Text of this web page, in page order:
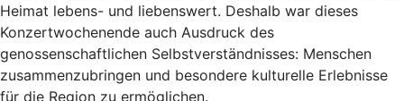
Heimat lebens- und liebenswert. Deshalb war dieses
Konzertwochenende auch Ausdruck des
genossenschaftlichen Selbstverständnisses: Menschen
zusammenzubringen und besondere kulturelle Erlebnisse
für die Region zu ermöglichen.